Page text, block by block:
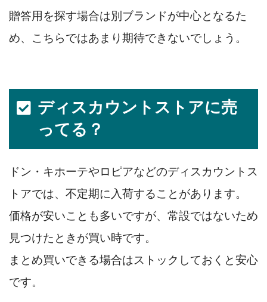
贈答用を探す場合は別ブランドが中心となるた
め、こちらではあまり期待できないでしょう。
ディスカウントストアに売
ってる？
ドン・キホーテやロピアなどのディスカウントス
トアでは、不定期に入荷することがあります。
価格が安いことも多いですが、常設ではないため
見つけたときが買い時です。
まとめ買いできる場合はストックしておくと安心
です。